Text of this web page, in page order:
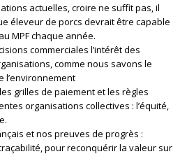
actuelles, croire ne suffit pas, il
éleveur de porcs devrait être capable
MPF chaque année.
commerciales l’intérêt des
comme nous savons le
l’environnement
grilles de paiement et les règles
organisations collectives : l’équité,
et nos preuves de progrès :
pour reconquérir la valeur sur